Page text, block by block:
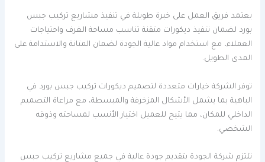
يعتمد فريق العمل على خبرة طويلة في تنفيذ مشاريع تركيب جبس
بورد لضمان تنفيذ ديكورات متقنة تناسب مساحة الغرف واحتياجات
العملاء، مع استخدام مواد عالية الجودة لضمان المتانة والاستدامة على
المدى الطويل.
توفر الشركة خيارات متعددة لتصميم ديكورات تركيب جبس بورد في
الباهية بما يشمل الأشكال المزخرفة والمبسطة، مع مراعاة التصميم
الداخلي للمكان، مما يتيح للعميل اختيار الأنسب لمساحته وذوقه
الشخصي.
تلتزم شركة الجودة بتقديم جودة عالية في جميع مشاريع تركيب جبس